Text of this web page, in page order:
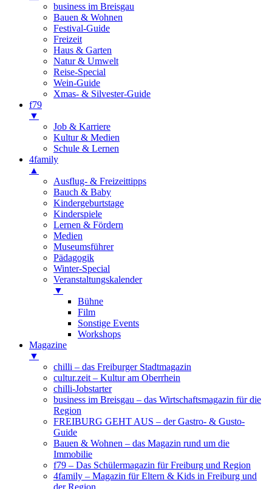
business im Breisgau
Bauen & Wohnen
Festival-Guide
Freizeit
Haus & Garten
Natur & Umwelt
Reise-Special
Wein-Guide
Xmas- & Silvester-Guide
f79
▼
Job & Karriere
Kultur & Medien
Schule & Lernen
4family
▲
Ausflug- & Freizeittipps
Bauch & Baby
Kindergeburtstage
Kinderspiele
Lernen & Fördern
Medien
Museumsführer
Pädagogik
Winter-Special
Veranstaltungskalender
▼
Bühne
Film
Sonstige Events
Workshops
Magazine
▼
chilli – das Freiburger Stadtmagazin
cultur.zeit – Kultur am Oberrhein
chilli-Jobstarter
business im Breisgau – das Wirtschaftsmagazin für die
Region
FREIBURG GEHT AUS – der Gastro- & Gusto-
Guide
Bauen & Wohnen – das Magazin rund um die
Immobilie
f79 – Das Schülermagazin für Freiburg und Region
4family – Magazin für Eltern & Kids in Freiburg und
der Region